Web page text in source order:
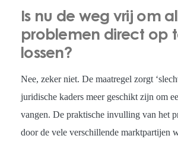
Is nu de weg vrij om
problemen direct op
lossen?
Nee, zeker niet. De maatregel zorgt
juridische kaders meer geschikt zijn om
vangen. De praktische invulling van het
door de vele verschillende marktpartijen